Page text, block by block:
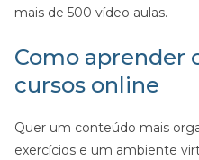
mais de 500 vídeo aulas.
Como aprender
cursos online
Quer um conteúdo mais
exercícios e um ambiente